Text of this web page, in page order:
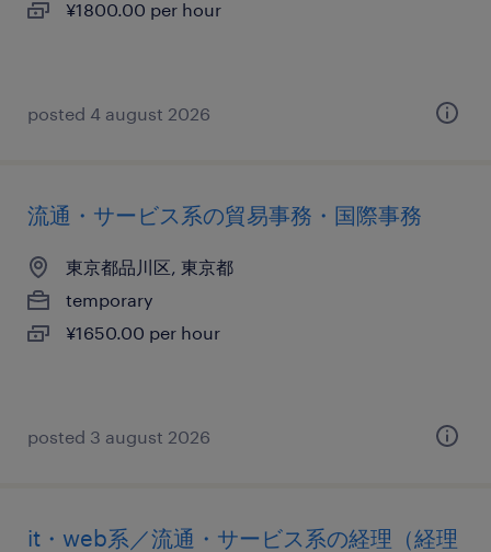
¥1800.00 per hour
posted 4 august 2026
流通・サービス系の貿易事務・国際事務
東京都品川区, 東京都
temporary
¥1650.00 per hour
posted 3 august 2026
it・web系／流通・サービス系の経理（経理